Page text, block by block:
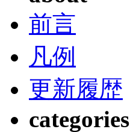
前言
凡例
更新履歴
categories